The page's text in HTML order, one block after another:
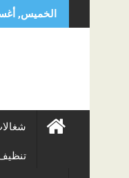
to
الخميس, أغسطس